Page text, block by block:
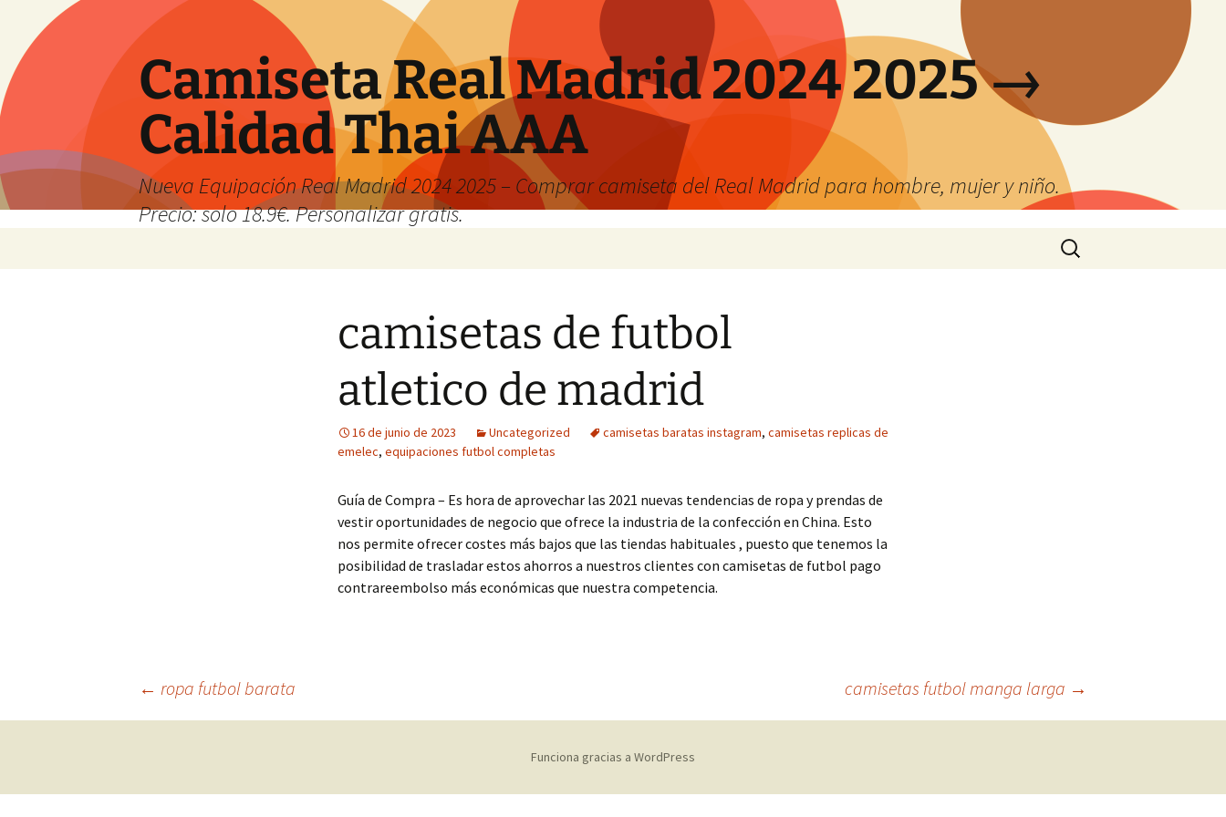
Camiseta Real Madrid 2024 2025 →
Calidad Thai AAA
Nueva Equipación Real Madrid 2024 2025 – Comprar camiseta del Real Madrid para hombre, mujer y niño.
Precio: solo 18.9€. Personalizar gratis.
Buscar:
camisetas de futbol
atletico de madrid
16 de junio de 2023 Uncategorized camisetas baratas instagram, camisetas replicas de
emelec, equipaciones futbol completas
Guía de Compra – Es hora de aprovechar las 2021 nuevas tendencias de ropa y prendas de
vestir oportunidades de negocio que ofrece la industria de la confección en China. Esto
nos permite ofrecer costes más bajos que las tiendas habituales , puesto que tenemos la
posibilidad de trasladar estos ahorros a nuestros clientes con camisetas de futbol pago
contrareembolso más económicas que nuestra competencia.
Navegación
← ropa futbol barata camisetas futbol manga larga →
Funciona gracias a WordPress